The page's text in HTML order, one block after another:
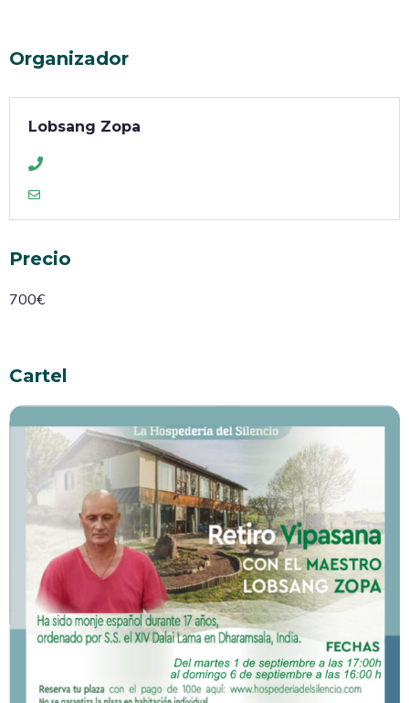
Organizador
Lobsang Zopa
Precio
700€
Cartel